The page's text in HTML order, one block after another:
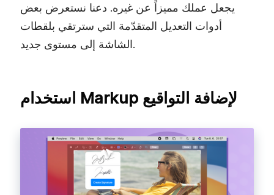
يجعل عملك مميزاً عن غيره. دعنا نستعرض بعض
أدوات التعديل المتقدّمة التي سترتقي بلقطات
الشاشة إلى مستوى جديد.
استخدام Markup لإضافة التواقيع